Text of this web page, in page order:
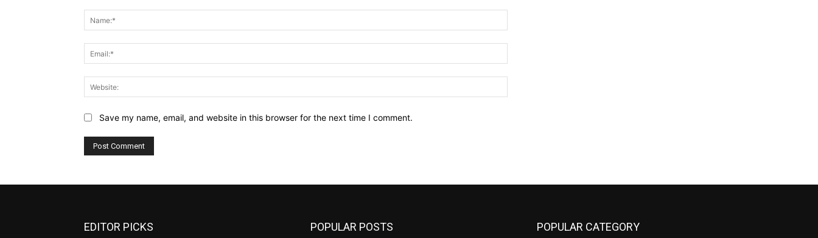
Save my name, email, and website in this browser for the next time I comment.
EDITOR PICKS POPULAR POSTS POPULAR CATEGORY